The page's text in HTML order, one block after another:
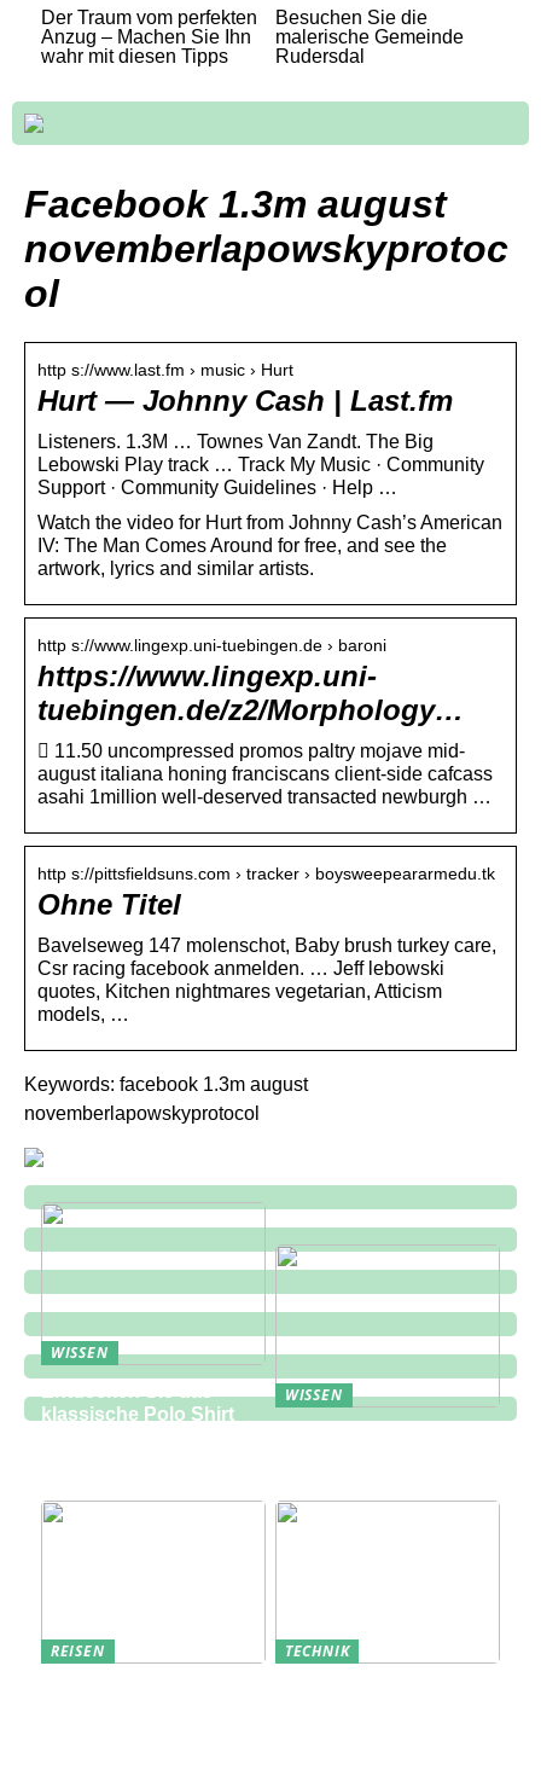
Der Traum vom perfekten
Anzug – Machen Sie Ihn
wahr mit diesen Tipps
Besuchen Sie die
malerische Gemeinde
Rudersdal
Facebook 1.3m august
novemberlapowskyprotoc
ol
http s://www.last.fm › music › Hurt
Hurt — Johnny Cash | Last.fm
Listeners. 1.3M … Townes Van Zandt. The Big
Lebowski Play track … Track My Music · Community
Support · Community Guidelines · Help …
Watch the video for Hurt from Johnny Cash’s American
IV: The Man Comes Around for free, and see the
artwork, lyrics and similar artists.
http s://www.lingexp.uni-tuebingen.de › baroni
https://www.lingexp.uni-
tuebingen.de/z2/Morphology…
 11.50 uncompressed promos paltry mojave mid-
august italiana honing franciscans client-side cafcass
asahi 1million well-deserved transacted newburgh …
http s://pittsfieldsuns.com › tracker › boysweepeararmedu.tk
Ohne Titel
Bavelseweg 147 molenschot, Baby brush turkey care,
Csr racing facebook anmelden. … Jeff lebowski
quotes, Kitchen nightmares vegetarian, Atticism
models, …
Keywords: facebook 1.3m august
novemberlapowskyprotocol
WISSEN
klassische Polo Shirt
WISSEN
REISEN
TECHNIK